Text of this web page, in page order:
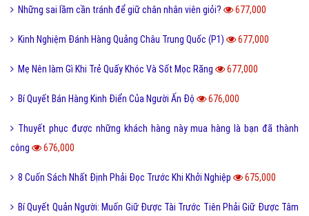
Những sai lầm cần tránh để giữ chân nhân viên giỏi? 677,000
Kinh Nghiệm Đánh Hàng Quảng Châu Trung Quốc (P1) 677,000
Mẹ Nên làm Gì Khi Trẻ Quấy Khóc Và Sốt Mọc Răng 677,000
Bí Quyết Bán Hàng Kinh Điển Của Người Ấn Độ 676,000
Thuyết phục được những khách hàng này mua hàng là bạn đã thành
công
676,000
8 Cuốn Sách Nhất Định Phải Đọc Trước Khi Khởi Nghiệp 675,000
Bí Quyết Quản Người: Muốn Giữ Được Tài Trước Tiên Phải Giữ Được Tâm